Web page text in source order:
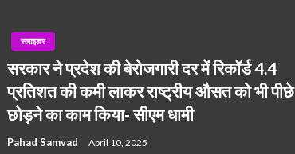
स्लाइडर
सरकार ने प्रदेश की बेरोजगारी दर में रिकॉर्ड 4.4
प्रतिशत की कमी लाकर राष्ट्रीय औसत को भी पीछे
छोड़ने का काम किया- सीएम धामी
Pahad Samvad April 10, 2025